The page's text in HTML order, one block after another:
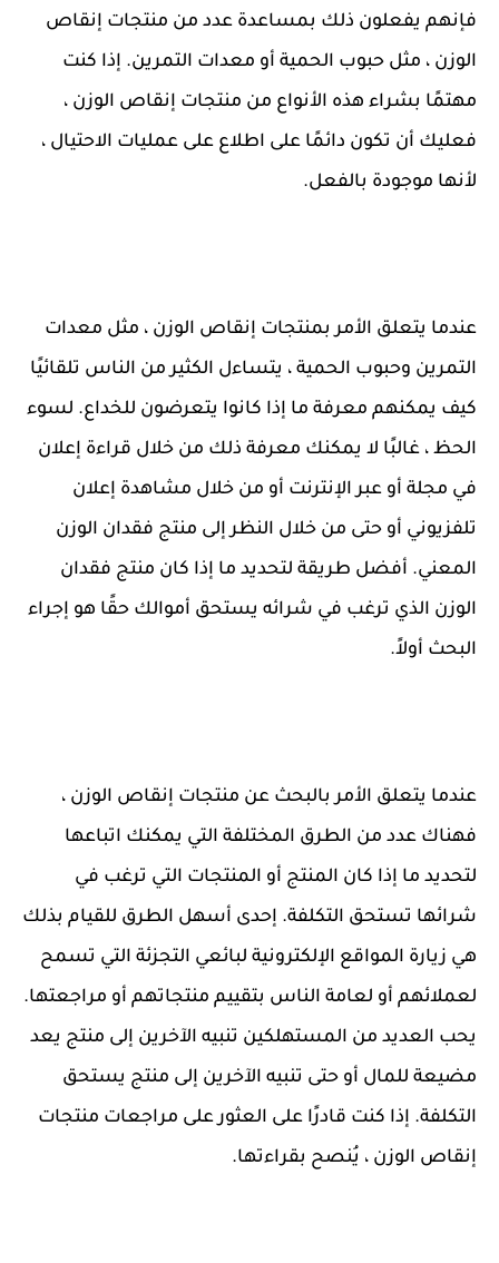
فإنهم يفعلون ذلك بمساعدة عدد من منتجات إنقاص
الوزن ، مثل حبوب الحمية أو معدات التمرين. إذا كنت
مهتمًا بشراء هذه الأنواع من منتجات إنقاص الوزن ،
فعليك أن تكون دائمًا على اطلاع على عمليات الاحتيال ،
لأنها موجودة بالفعل.
عندما يتعلق الأمر بمنتجات إنقاص الوزن ، مثل معدات
التمرين وحبوب الحمية ، يتساءل الكثير من الناس تلقائيًا
كيف يمكنهم معرفة ما إذا كانوا يتعرضون للخداع. لسوء
الحظ ، غالبًا لا يمكنك معرفة ذلك من خلال قراءة إعلان
في مجلة أو عبر الإنترنت أو من خلال مشاهدة إعلان
تلفزيوني أو حتى من خلال النظر إلى منتج فقدان الوزن
المعني. أفضل طريقة لتحديد ما إذا كان منتج فقدان
الوزن الذي ترغب في شرائه يستحق أموالك حقًا هو إجراء
البحث أولاً.
عندما يتعلق الأمر بالبحث عن منتجات إنقاص الوزن ،
فهناك عدد من الطرق المختلفة التي يمكنك اتباعها
لتحديد ما إذا كان المنتج أو المنتجات التي ترغب في
شرائها تستحق التكلفة. إحدى أسهل الطرق للقيام بذلك
هي زيارة المواقع الإلكترونية لبائعي التجزئة التي تسمح
لعملائهم أو لعامة الناس بتقييم منتجاتهم أو مراجعتها.
يحب العديد من المستهلكين تنبيه الآخرين إلى منتج يعد
مضيعة للمال أو حتى تنبيه الآخرين إلى منتج يستحق
التكلفة. إذا كنت قادرًا على العثور على مراجعات منتجات
إنقاص الوزن ، يُنصح بقراءتها.